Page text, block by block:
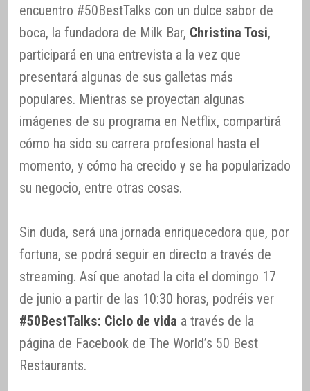
encuentro #50BestTalks con un dulce sabor de
boca, la fundadora de Milk Bar, Christina Tosi,
participará en una entrevista a la vez que
presentará algunas de sus galletas más
populares. Mientras se proyectan algunas
imágenes de su programa en Netflix, compartirá
cómo ha sido su carrera profesional hasta el
momento, y cómo ha crecido y se ha popularizado
su negocio, entre otras cosas.
Sin duda, será una jornada enriquecedora que, por
fortuna, se podrá seguir en directo a través de
streaming. Así que anotad la cita el domingo 17
de junio a partir de las 10:30 horas, podréis ver
#50BestTalks: Ciclo de vida a través de la
página de Facebook de The World’s 50 Best
Restaurants.